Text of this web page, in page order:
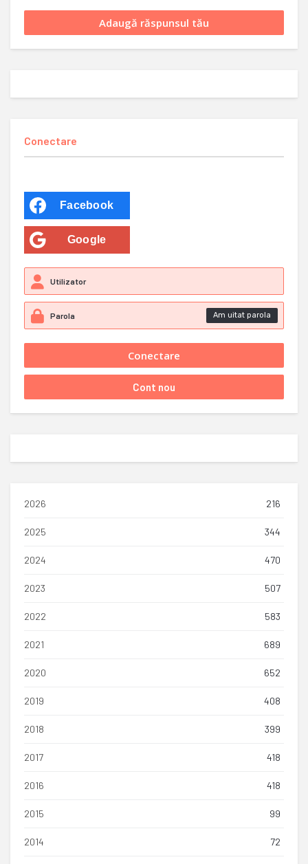
Conectare
Facebook
Google
Am uitat parola
2026 216
2025 344
2024 470
2023 507
2022 583
2021 689
2020 652
2019 408
2018 399
2017 418
2016 418
2015 99
2014 72